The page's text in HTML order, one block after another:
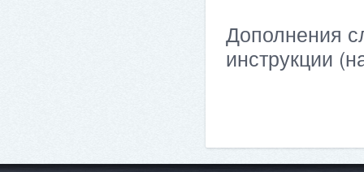
Дополнения
инструкции